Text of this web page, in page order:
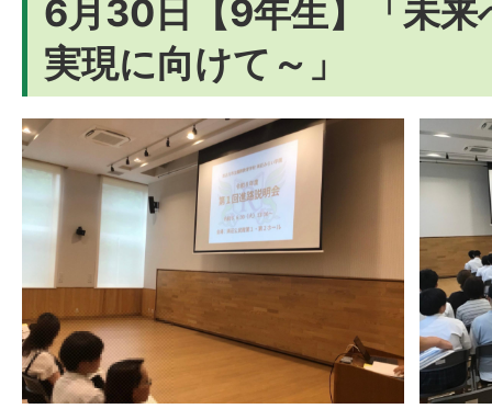
6月30日【9年生】「未来
実現に向けて～」